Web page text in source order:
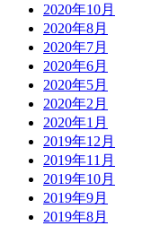
2020年10月
2020年8月
2020年7月
2020年6月
2020年5月
2020年2月
2020年1月
2019年12月
2019年11月
2019年10月
2019年9月
2019年8月